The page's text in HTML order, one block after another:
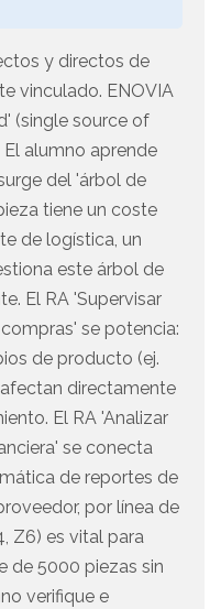
y directos de
vinculado. ENOVIA
(single source of
alumno aprende
del 'árbol de
tiene un coste
de logística, un
este árbol de
El RA 'Supervisar
se potencia:
de producto (ej.
directamente
El RA 'Analizar
se conecta
de reportes de
por línea de
Z6) es vital para
de 5000 piezas sin
verifique e